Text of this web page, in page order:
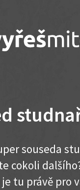
souseda
cokoli
tu právě pro